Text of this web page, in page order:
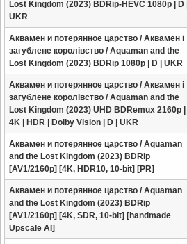
Lost Kingdom (2023) BDRip-HEVC 1080p | D |
UKR
Аквамен и потерянное царство / Аквамен і
загублене королівство / Aquaman and the
Lost Kingdom (2023) BDRip 1080p | D | UKR
Аквамен и потерянное царство / Аквамен і
загублене королівство / Aquaman and the
Lost Kingdom (2023) UHD BDRemux 2160p |
4K | HDR | Dolby Vision | D | UKR
Аквамен и потерянное царство / Aquaman
and the Lost Kingdom (2023) BDRip
[AV1/2160p] [4K, HDR10, 10-bit] [PR]
Аквамен и потерянное царство / Aquaman
and the Lost Kingdom (2023) BDRip
[AV1/2160p] [4K, SDR, 10-bit] [handmade
Upscale AI]